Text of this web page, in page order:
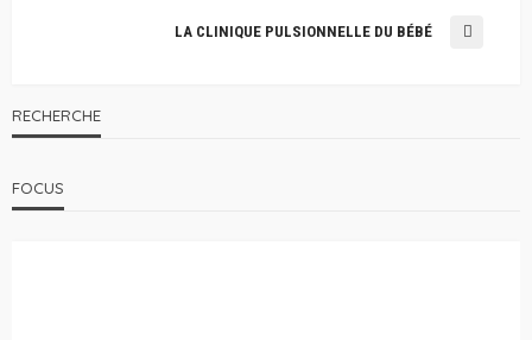
LA CLINIQUE PULSIONNELLE DU BÉBÉ
RECHERCHE
FOCUS